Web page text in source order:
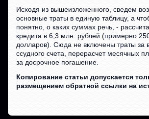
Исходя из вышеизложенного, сведем
основные траты в единую таблицу, а
понятно, о каких суммах речь, -
кредита в 6,3 млн. рублей (примерно
долларов). Сюда не включены траты за
ссудного счета, перерасчет месячных
за досрочное погашение.
Копирование статьи допускается
размещением обратной ссылки на